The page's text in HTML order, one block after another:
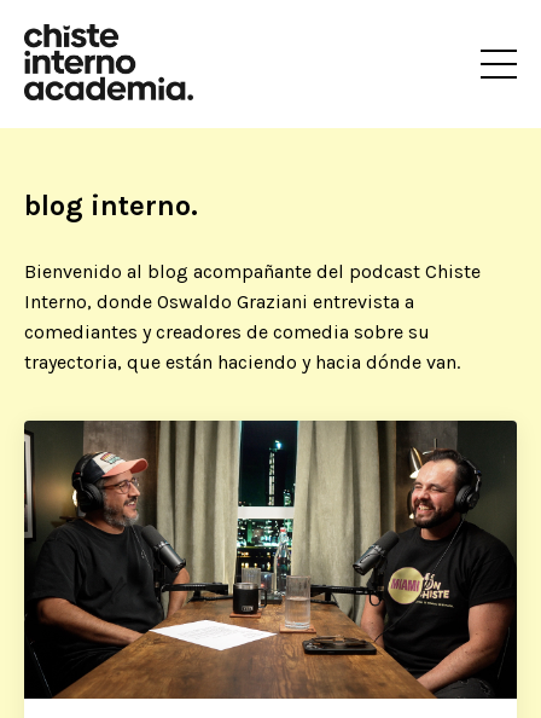
blog interno.
Bienvenido al blog acompañante del podcast Chiste
Interno, donde Oswaldo Graziani entrevista a
comediantes y creadores de comedia sobre su
trayectoria, que están haciendo y hacia dónde van.